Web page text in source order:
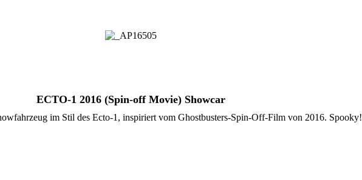
ECTO-1 2016 (Spin-off Movie) Showcar
im Stil des Ecto-1, inspiriert vom Ghostbusters-Spin-Off-Film von 2016. Spooky!